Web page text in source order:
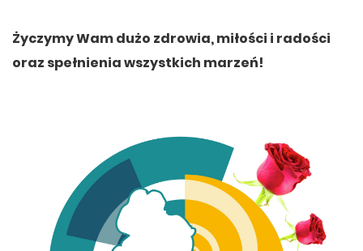
Życzymy Wam dużo zdrowia, miłości i radości
oraz spełnienia wszystkich marzeń!